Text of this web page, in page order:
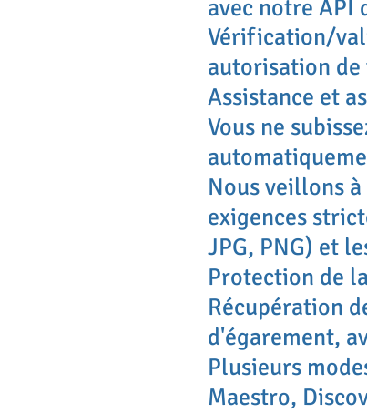
avec notre API
Vérification/
autorisation de
Assistance et
Vous ne
Nous veillons
exigences
JPG, PNG) et
Protection de
Récupération
d'égarement,
Plusieurs
Maestro,